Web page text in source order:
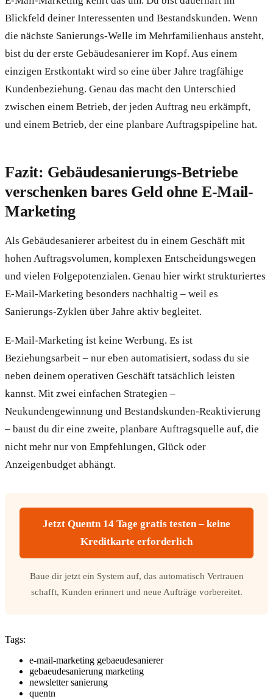
Blickfeld deiner Interessenten und Bestandskunden. Wenn
die nächste Sanierungs-Welle im Mehrfamilienhaus ansteht,
bist du der erste Gebäudesanierer im Kopf. Aus einem
einzigen Erstkontakt wird so eine über Jahre tragfähige
Kundenbeziehung. Genau das macht den Unterschied
zwischen einem Betrieb, der jeden Auftrag neu erkämpft,
und einem Betrieb, der eine planbare Auftragspipeline hat.
Fazit: Gebäudesanierungs-Betriebe
verschenken bares Geld ohne E-Mail-
Marketing
Als Gebäudesanierer arbeitest du in einem Geschäft mit
hohen Auftragsvolumen, komplexen Entscheidungswegen
und vielen Folgepotenzialen. Genau hier wirkt strukturiertes
E-Mail-Marketing besonders nachhaltig – weil es
Sanierungs-Zyklen über Jahre aktiv begleitet.
E-Mail-Marketing ist keine Werbung. Es ist
Beziehungsarbeit – nur eben automatisiert, sodass du sie
neben deinem operativen Geschäft tatsächlich leisten
kannst. Mit zwei einfachen Strategien –
Neukundengewinnung und Bestandskunden-Reaktivierung
– baust du dir eine zweite, planbare Auftragsquelle auf, die
nicht mehr nur von Empfehlungen, Glück oder
Anzeigenbudget abhängt.
Jetzt Quentn 14 Tage gratis testen – keine
Kreditkarte erforderlich
Baue dir jetzt ein System auf, das automatisch Vertrauen
schafft, Kunden erinnert und neue Aufträge vorbereitet.
Tags:
e-mail-marketing gebaeudesanierer
gebaeudesanierung marketing
newsletter sanierung
quentn